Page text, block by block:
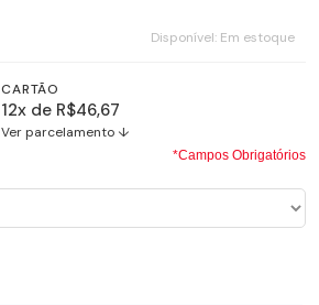
Disponível: Em estoque
CARTÃO
12x de R$46,67
Ver parcelamento ↓
*Campos Obrigatórios